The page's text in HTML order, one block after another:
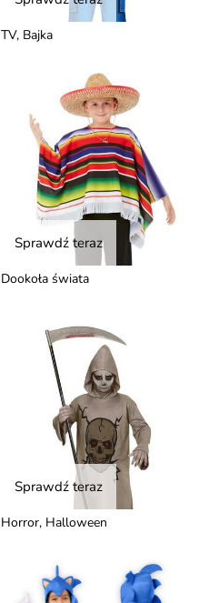
TV, Bajka
Sprawdź teraz
Dookoła świata
Sprawdź teraz
Horror, Halloween